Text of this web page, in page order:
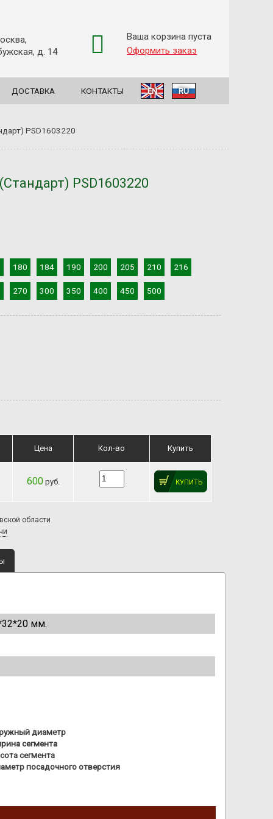
д. 14
Ваша корзина пуста
Оформить заказ
ДОСТАВКА КОНТАКТЫ EN RU
PSD1603220
PSD1603220
180 184 190 200 205 210 216
270 300 350 400 450 500
Цена Кол-во Купить
600руб. КУПИТЬ
области
мм.
диаметр
сегмента
сегмента
посадочного отверстия